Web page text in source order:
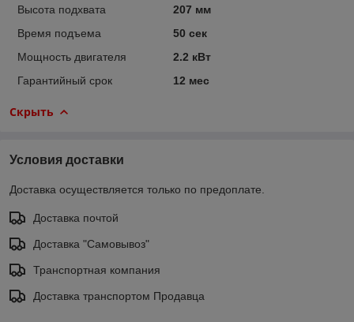
Высота подхвата
207 мм
Время подъема
50 сек
Мощность двигателя
2.2 кВт
Гарантийный срок
12 мес
Скрыть
Условия доставки
Доставка осуществляется только по предоплате.
Доставка почтой
Доставка "Самовывоз"
Транспортная компания
Доставка транспортом Продавца